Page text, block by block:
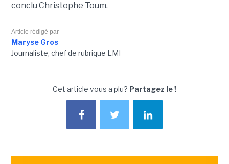
conclu Christophe Toum.
Article rédigé par
Maryse Gros
Journaliste, chef de rubrique LMI
Cet article vous a plu? Partagez le !